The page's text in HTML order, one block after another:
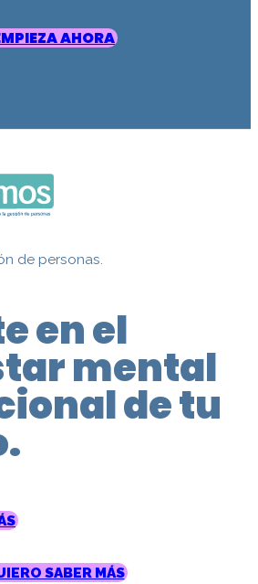
AHORA
de personas.
en el
mental
de tu
SABER MÁS